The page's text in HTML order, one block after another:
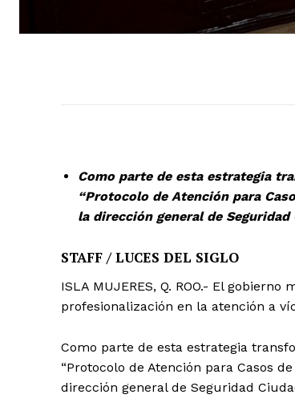
Como parte de esta estrategia
“Protocolo de Atención para
la dirección general de
STAFF / LUCES DEL SIGLO
ISLA MUJERES, Q. ROO.- El
profesionalización en la atención a
Como parte de esta estrategia
“Protocolo de Atención para Casos
dirección general de Seguridad